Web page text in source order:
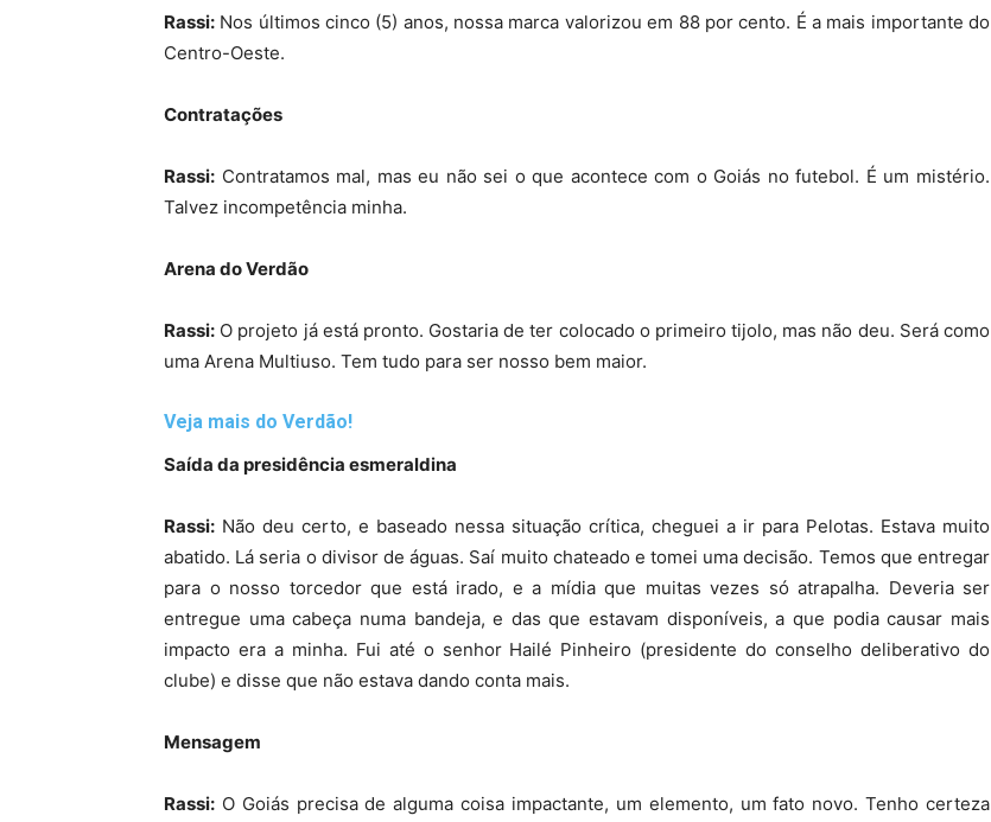
Rassi: Nos últimos cinco (5) anos, nossa marca valorizou em 88 por cento. É a mais importante do
Centro-Oeste.
Contratações
Rassi: Contratamos mal, mas eu não sei o que acontece com o Goiás no futebol. É um mistério.
Talvez incompetência minha.
Arena do Verdão
Rassi: O projeto já está pronto. Gostaria de ter colocado o primeiro tijolo, mas não deu. Será como
uma Arena Multiuso. Tem tudo para ser nosso bem maior.
Veja mais do Verdão!
Saída da presidência esmeraldina
Rassi: Não deu certo, e baseado nessa situação crítica, cheguei a ir para Pelotas. Estava muito
abatido. Lá seria o divisor de águas. Saí muito chateado e tomei uma decisão. Temos que entregar
para o nosso torcedor que está irado, e a mídia que muitas vezes só atrapalha. Deveria ser
entregue uma cabeça numa bandeja, e das que estavam disponíveis, a que podia causar mais
impacto era a minha. Fui até o senhor Hailé Pinheiro (presidente do conselho deliberativo do
clube) e disse que não estava dando conta mais.
Mensagem
Rassi: O Goiás precisa de alguma coisa impactante, um elemento, um fato novo. Tenho certeza